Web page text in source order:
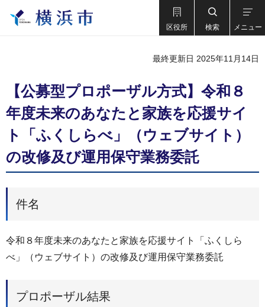
区役所 検索 メニュー
最終更新日 2025年11月14日
【公募型プロポーザル方式】令和８
年度未来のあなたと家族を応援サイ
ト「ふくしらべ」（ウェブサイト）
の改修及び運用保守業務委託
件名
令和８年度未来のあなたと家族を応援サイト「ふくしら
べ」（ウェブサイト）の改修及び運用保守業務委託
プロポーザル結果